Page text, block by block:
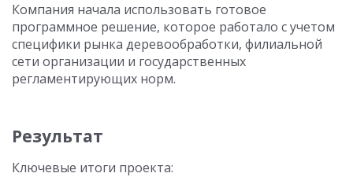
Компания начала использовать готовое
программное решение, которое работало с учетом
специфики рынка деревообработки, филиальной
сети организации и государственных
регламентирующих норм.
Результат
Ключевые итоги проекта: